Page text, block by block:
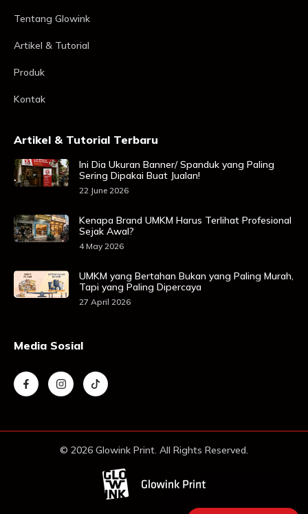
Tentang Glowink
Artikel & Tutorial
Produk
Kontak
Artikel & Tutorial Terbaru
Ini Dia Ukuran Banner/ Spanduk yang Paling
Sering Dipakai Buat Jualan!
22 June 2026
Kenapa Brand UMKM Harus Terlihat Profesional
Sejak Awal?
4 May 2026
UMKM yang Bertahan Bukan yang Paling Murah,
Tapi yang Paling Dipercaya
27 April 2026
Media Sosial
© 2026 Glowink Print. All Rights Reserved.